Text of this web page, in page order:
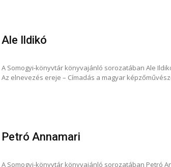
Ale Ildikó
A Somogyi-könyvtár könyvajánló sorozatában Ale
Az elnevezés ereje – Címadás a magyar
Petró Annamari
A Somogyi-könyvtár könyvajánló sorozatában Petró